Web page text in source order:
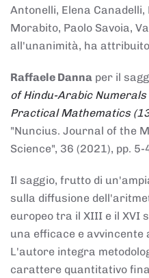
Antonelli, Elena
Morabito, Paolo Savoia,
all'unanimità, ha
Raffaele Danna per il
of Hindu-Arabic
Practical Mathematics
"Nuncius. Journal of the
Science", 36 (2021), pp. 5-
Il saggio, frutto di
sulla diffusione
europeo tra il XIII e il XVI
una efficace e
L'autore integra
carattere quantitativo